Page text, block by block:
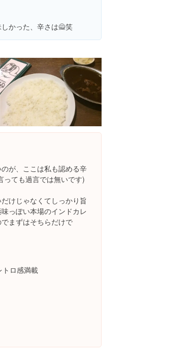
かった、辛さは🙅笑
が、ここは私も認める辛
っても過言では無いです)
けじゃなくてしっかり旨
っぽい本場のインドカレ
まずはそちらだけで
トロ感満載